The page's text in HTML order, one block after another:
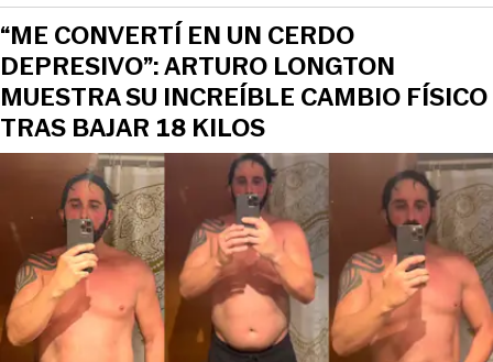
“ME CONVERTÍ EN UN CERDO
DEPRESIVO”: ARTURO LONGTON
MUESTRA SU INCREÍBLE CAMBIO FÍSICO
TRAS BAJAR 18 KILOS